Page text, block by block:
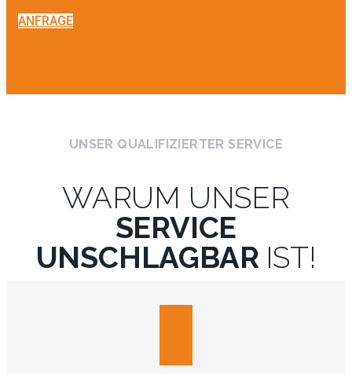
ANFRAGE
UNSER QUALIFIZIERTER SERVICE
WARUM UNSER
SERVICE
UNSCHLAGBAR IST!